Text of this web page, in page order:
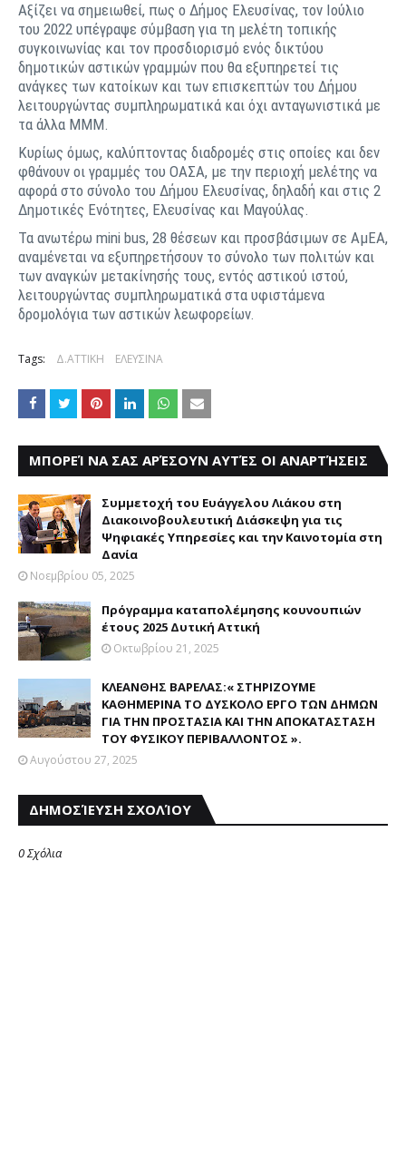
Αξίζει να σημειωθεί, πως ο Δήμος Ελευσίνας, τον Ιούλιο
του 2022 υπέγραψε σύμβαση για τη μελέτη τοπικής
συγκοινωνίας και τον προσδιορισμό ενός δικτύου
δημοτικών αστικών γραμμών που θα εξυπηρετεί τις
ανάγκες των κατοίκων και των επισκεπτών του Δήμου
λειτουργώντας συμπληρωματικά και όχι ανταγωνιστικά με
τα άλλα ΜΜΜ.
Κυρίως όμως, καλύπτοντας διαδρομές στις οποίες και δεν
φθάνουν οι γραμμές του ΟΑΣΑ, με την περιοχή μελέτης να
αφορά στο σύνολο του Δήμου Ελευσίνας, δηλαδή και στις 2
Δημοτικές Ενότητες, Ελευσίνας και Μαγούλας.
Τα ανωτέρω mini bus, 28 θέσεων και προσβάσιμων σε ΑμΕΑ,
αναμένεται να εξυπηρετήσουν το σύνολο των πολιτών και
των αναγκών μετακίνησής τους, εντός αστικού ιστού,
λειτουργώντας συμπληρωματικά στα υφιστάμενα
δρομολόγια των αστικών λεωφορείων.
Tags: Δ.ΑΤΤΙΚΗ ΕΛΕΥΣΙΝΑ
ΜΠΟΡΕΊ ΝΑ ΣΑΣ ΑΡΈΣΟΥΝ ΑΥΤΈΣ ΟΙ ΑΝΑΡΤΉΣΕΙΣ
Συμμετοχή του Ευάγγελου Λιάκου στη
Διακοινοβουλευτική Διάσκεψη για τις
Ψηφιακές Υπηρεσίες και την Καινοτομία στη
Δανία
Νοεμβρίου 05, 2025
Πρόγραμμα καταπολέμησης κουνουπιών
έτους 2025 Δυτική Αττική
Οκτωβρίου 21, 2025
ΚΛΕΑΝΘΗΣ ΒΑΡΕΛΑΣ:« ΣΤΗΡΙΖΟΥΜΕ
ΚΑΘΗΜΕΡΙΝΑ ΤΟ ΔΥΣΚΟΛΟ ΕΡΓΟ ΤΩΝ ΔΗΜΩΝ
ΓΙΑ ΤΗΝ ΠΡΟΣΤΑΣΙΑ ΚΑΙ ΤΗΝ ΑΠΟΚΑΤΑΣΤΑΣΗ
ΤΟΥ ΦΥΣΙΚΟΥ ΠΕΡΙΒΑΛΛΟΝΤΟΣ ».
Αυγούστου 27, 2025
ΔΗΜΟΣΊΕΥΣΗ ΣΧΟΛΊΟΥ
0 Σχόλια